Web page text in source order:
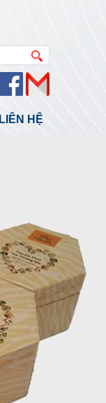
LIÊN HỆ